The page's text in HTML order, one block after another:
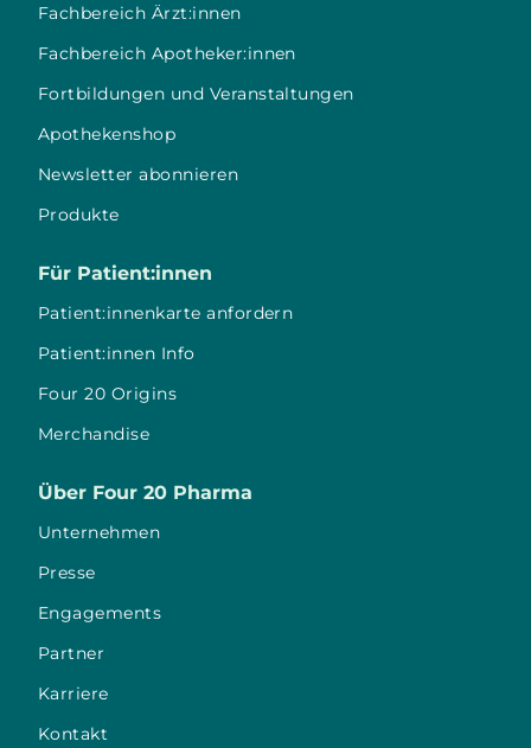
Fachbereich Ärzt:innen
Fachbereich Apotheker:innen
Fortbildungen und Veranstaltungen
Apothekenshop
Newsletter abonnieren
Produkte
Für Patient:innen
Patient:innenkarte anfordern
Patient:innen Info
Four 20 Origins
Merchandise
Über Four 20 Pharma
Unternehmen
Presse
Engagements
Partner
Karriere
Kontakt